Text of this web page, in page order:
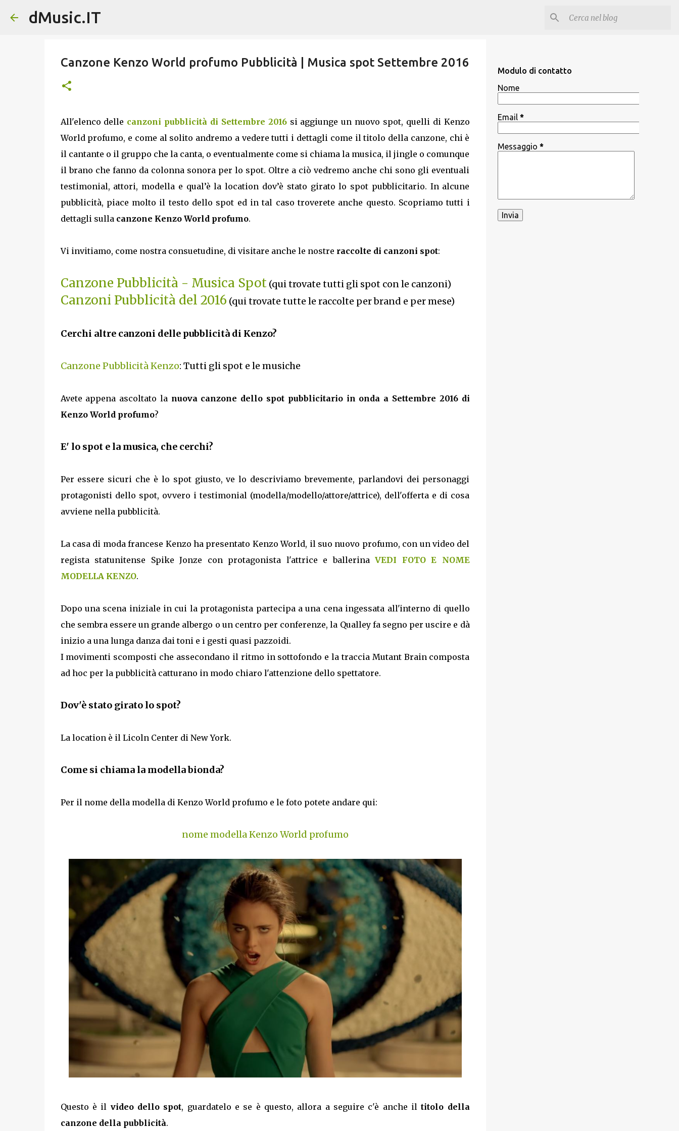
dMusic.IT
Canzone Kenzo World profumo Pubblicità | Musica spot Settembre 2016
All'elenco delle canzoni pubblicità di Settembre 2016si aggiunge un nuovo spot, quelli di Kenzo
World profumo, e come al solito andremo a vedere tutti i dettagli come il titolo della canzone, chi è
il cantante o il gruppo che la canta, o eventualmente come si chiama la musica, il jingle o comunque
il brano che fanno da colonna sonora per lo spot. Oltre a ciò vedremo anche chi sono gli eventuali
testimonial, attori, modella e qual’è la location dov’è stato girato lo spot pubblicitario. In alcune
pubblicità, piace molto il testo dello spot ed in tal caso troverete anche questo. Scopriamo tutti i
dettagli sulla canzone Kenzo World profumo.
Vi invitiamo, come nostra consuetudine, di visitare anche le nostre raccolte di canzoni spot:
Canzone Pubblicità - Musica Spot (qui trovate tutti gli spot con le canzoni)
Canzoni Pubblicità del 2016 (qui trovate tutte le raccolte per brand e per mese)
Cerchi altre canzoni delle pubblicità di Kenzo?
Canzone Pubblicità Kenzo: Tutti gli spot e le musiche
Avete appena ascoltato la nuova canzone dello spot pubblicitario in onda a Settembre 2016 di
Kenzo World profumo?
E' lo spot e la musica, che cerchi?
Per essere sicuri che è lo spot giusto, ve lo descriviamo brevemente, parlandovi dei personaggi
protagonisti dello spot, ovvero i testimonial (modella/modello/attore/attrice), dell'offerta e di cosa
avviene nella pubblicità.
La casa di moda francese Kenzo ha presentato Kenzo World, il suo nuovo profumo, con un video del
regista statunitense Spike Jonze con protagonista l'attrice e ballerina VEDI FOTO E NOME
MODELLA KENZO.
Dopo una scena iniziale in cui la protagonista partecipa a una cena ingessata all'interno di quello
che sembra essere un grande albergo o un centro per conferenze, la Qualley fa segno per uscire e dà
inizio a una lunga danza dai toni e i gesti quasi pazzoidi.
I movimenti scomposti che assecondano il ritmo in sottofondo e la traccia Mutant Brain composta
ad hoc per la pubblicità catturano in modo chiaro l'attenzione dello spettatore.
Dov'è stato girato lo spot?
La location è il Licoln Center di New York.
Come si chiama la modella bionda?
Per il nome della modella di Kenzo World profumo e le foto potete andare qui:
nome modella Kenzo World profumo
Questo è il video dello spot, guardatelo e se è questo, allora a seguire c'è anche iltitolo della
canzone della pubblicità.
Modulo di contatto
Nome
Email *
Messaggio *